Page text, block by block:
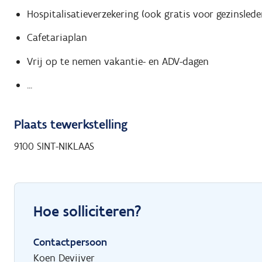
Hospitalisatieverzekering (ook gratis voor
Cafetariaplan
Vrij op te nemen vakantie- en ADV-dagen
...
Plaats tewerkstelling
9100 SINT-NIKLAAS
Hoe solliciteren?
Contactpersoon
Koen Devijver